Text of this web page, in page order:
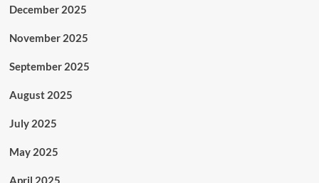
December 2025
November 2025
September 2025
August 2025
July 2025
May 2025
April 2025